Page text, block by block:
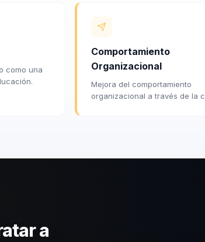
como una
Comportamiento
Organizacional
Mejora del comportamiento
organizacional a través de la
a